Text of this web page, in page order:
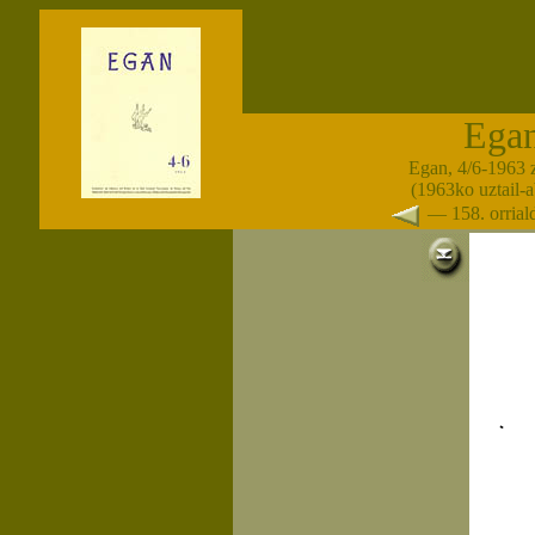
Egan, 4/6-1963
(1963ko uztail-
— 158.